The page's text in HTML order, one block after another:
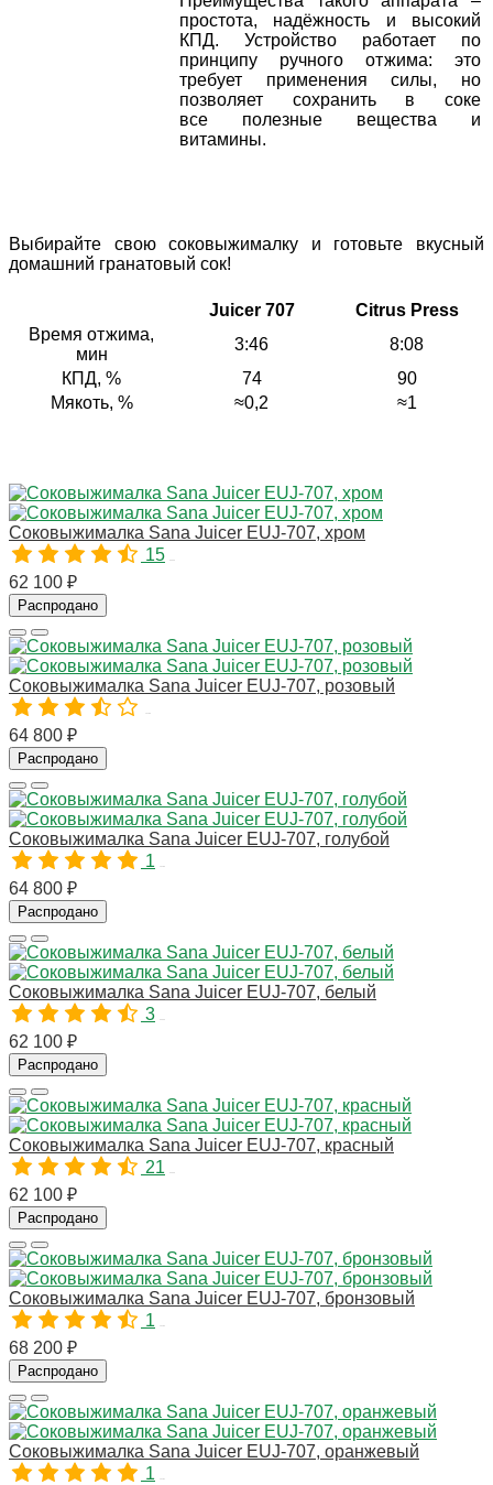
простота, надёжность и высокий
КПД. Устройство работает по
принципу ручного отжима: это
требует применения силы, но
позволяет сохранить в соке
все полезные вещества и
витамины.
Выбирайте свою соковыжималку и готовьте вкусный
домашний гранатовый сок!
Juicer 707
Citrus Press
Время отжима,
мин
3:46
8:08
КПД, %
74
90
Мякоть, %
≈0,2 ≈1
Соковыжималка Sana Juicer EUJ-707, хром
15
62 100 ₽
Распродано
Соковыжималка Sana Juicer EUJ-707, розовый
64 800 ₽
Распродано
Соковыжималка Sana Juicer EUJ-707, голубой
1
64 800 ₽
Распродано
Соковыжималка Sana Juicer EUJ-707, белый
3
62 100 ₽
Распродано
Соковыжималка Sana Juicer EUJ-707, красный
21
62 100 ₽
Распродано
Соковыжималка Sana Juicer EUJ-707, бронзовый
1
68 200 ₽
Распродано
Соковыжималка Sana Juicer EUJ-707, оранжевый
1